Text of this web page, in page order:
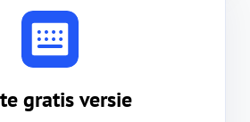
gratis versie